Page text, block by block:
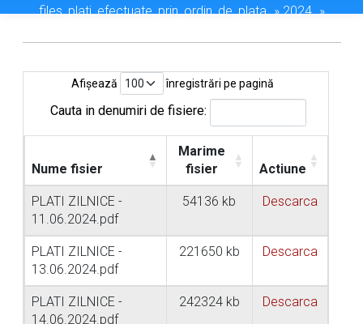
files_plati_efectuate_prin_ordin_de_plata » 2024 »
Afișează înregistrări pe pagină
Cauta in denumiri de fisiere:
Nume fisier
Marime
fisier
Actiune
PLATI ZILNICE -
11.06.2024.pdf
54136 kb Descarca
PLATI ZILNICE -
13.06.2024.pdf
221650 kb Descarca
PLATI ZILNICE -
14.06.2024.pdf
242324 kb Descarca